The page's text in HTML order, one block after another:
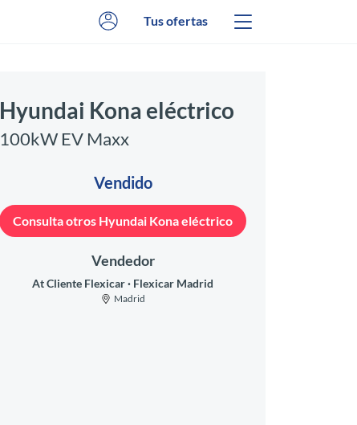
Tus ofertas
Hyundai Kona eléctrico
100kW EV Maxx
Vendido
Consulta otros Hyundai Kona eléctrico
Vendedor
At Cliente Flexicar Flexicar Madrid
Madrid